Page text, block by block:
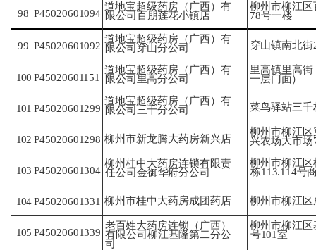
98 P45020601094
道地宝超级药房（广西）有
限公司百朋莲花小镇店
柳州市柳江
78号一楼
99 P45020601092
道地宝超级药房（广西）有
限公司穿山分公司 穿山镇南北街
100 P45020601151
道地宝超级药房（广西）有
限公司里高分公司
里高镇里高
一层门面）
101 P45020601299
道地宝超级药房（广西）有
限公司三千分公司 菜鸟驿站三
102 P45020601298 柳州市新龙腾大药房新兴店
柳州市柳江区
兴农场大市场
103 P45020601304
柳州桂中大药房连锁有限责
任公司金御华府分公司
柳州市柳江区
栋113.114号
104 P45020601331 柳州市桂中大药房成团药店 柳州市柳江区
105 P45020601339
老百姓大药房连锁（广西）
有限公司柳江基隆第二分公
司
柳州市柳江
号101室